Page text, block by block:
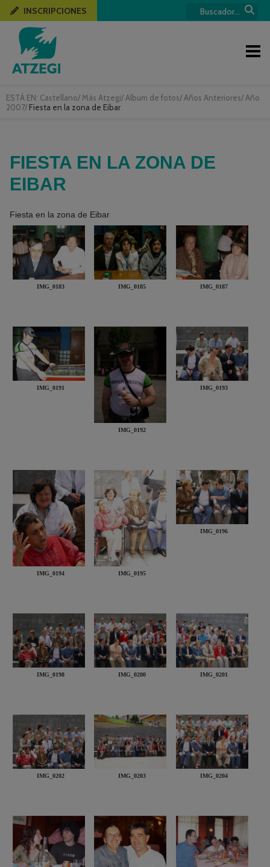
ESTÁ EN: Castellano/ Más Atzegi/ Album de fotos/ Años Anteriores/ Año
2007/ Fiesta en la zona de Eibar
INSCRIPCIONES
FIESTA EN LA ZONA DE
EIBAR
Fiesta en la zona de Eibar
IMG_0183 IMG_0185 IMG_0187
IMG_0191
IMG_0192
IMG_0193
IMG_0194 IMG_0195
IMG_0196
IMG_0198 IMG_0200 IMG_0201
IMG_0202 IMG_0203 IMG_0204